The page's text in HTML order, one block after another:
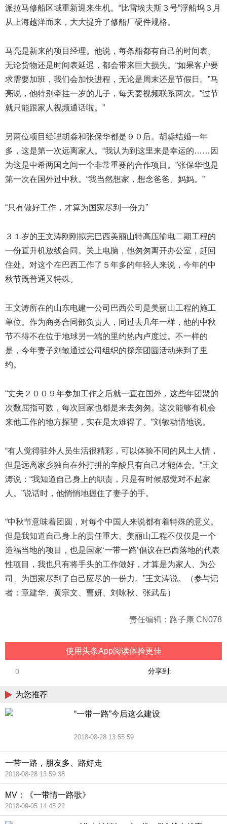
派拉马修船区域重新迎来生机。“比雷埃夫斯３号”浮船坞３月
从上海越洋而来，大大提升了修船厂硬件规格。
马亮是新来的项目经理。他说，每条船都有自己的时间表。
无论货物还是时间表延迟，都会带来巨大损失。“如果客户要
求需要加班，我们会加快进程，无论是周末还是节假日。”马
亮说，他特别牵挂一岁的儿子，每天要视频联系两次。“过节
就只能跟家人视频通话啦。”
另两位项目经理胡淼和张保华都是９０后。胡淼结婚一年
多，这是第一次远离家人。“我认为到这里来是幸运的……因
为这是中希两国之间一个非常重要的合作项目。”张保华也是
第一次在国外过中秋。“我当然想家，想念爸爸、妈妈。”
“只有做好工作，才算为国家尽到一份力”
３１岁的王文涛刚刚拟完巴西美丽山特高压输电二期工程的
一份直升机放线合同。关上电脑，他匆匆离开办公室，赶回
住处。对这个在巴西工作了５年多的年轻人来说，今年的中
秋节既普通又特殊。
王文涛所在的山东电建一公司巴西公司是美丽山工程的施工
单位。作为商务合同部负责人，同过去几年一样，他的中秋
节不得不在位于地球另一端的里约热内卢度过。不一样的
是，今年妻子刘敏通过公司组织的探亲团圆活动来到了里
约。
“丈夫２００９年参加工作之后就一直在国外，这些年团聚的
次数屈指可数，每次回家也都是来去匆匆。这次能够有机会
来他工作的地方探望，实在是太难得了。”刘敏动情地说。
“有人觉得驻外人员生活很精彩，可以体验不同的风土人情，
但是远离家乡独自在外打拼的辛酸只有自己才能体会。”王文
涛说：“我知道自己身上的职责，只是有时候感觉对不起家
人。”说话时，他悄悄地握住了妻子的手。
“中秋节意味着团圆，对每个中国人来说都有着特殊的意义。
但是我知道自己身上的责任重大。美丽山工程不仅仅是一个
造福当地的项目，也是国家‘一带一路’倡议在巴西落地的代表
性项目，我也只有将手头的工作做好，才算是为家人、为公
司、为国家尽到了自己应尽的一份力。”王文涛说。（参与记
者：章建华、黄宗文、曹妍、刘咏秋、张武岳）
责任编辑：路子康 CN078
使用头条App阅读体验更佳
分享到:
0
为您推荐
“一带一路”今后这么建设
2018-08-28 13:55:59
一带一路，朋友多、路好走
2018-08-28 13:59:38
MV：《一带情一路歌》
2018-09-05 14:45:22